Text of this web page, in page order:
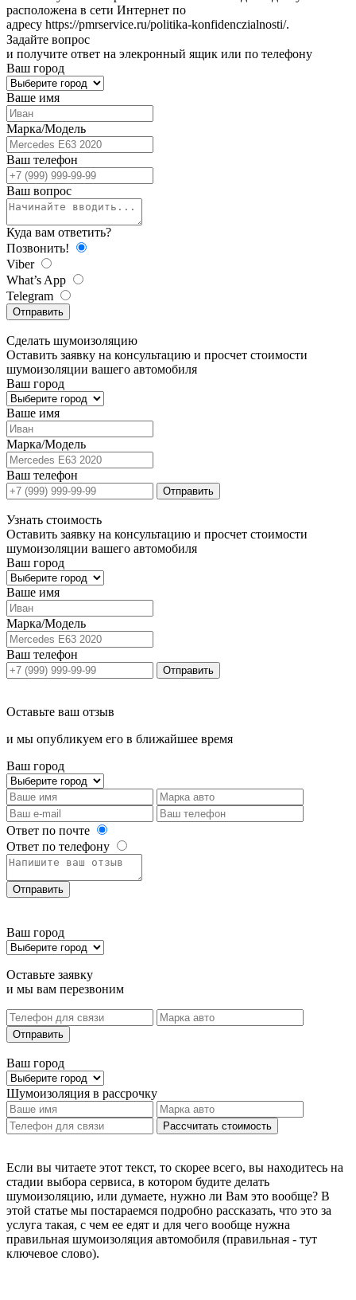
расположена в сети Интернет по
адресу https://pmrservice.ru/politika-konfidenczialnosti/.
Задайте вопрос
и получите ответ на элекронный ящик или по телефону
Ваш город
Ваше имя
Марка/Модель
Ваш телефон
Ваш вопрос
Куда вам ответить?
Позвонить!
Viber
What’s App
Telegram
Отправить
Сделать шумоизоляцию
Оставить заявку на консультацию и просчет стоимости
шумоизоляции вашего автомобиля
Ваш город
Ваше имя
Марка/Модель
Ваш телефон
Отправить
Узнать стоимость
Оставить заявку на консультацию и просчет стоимости
шумоизоляции вашего автомобиля
Ваш город
Ваше имя
Марка/Модель
Ваш телефон
Отправить
Оставьте ваш отзыв
и мы опубликуем его в ближайшее время
Ваш город
Ответ по почте
Ответ по телефону
Отправить
Ваш город
Оставьте заявку
и мы вам перезвоним
Отправить
Ваш город
Шумоизоляция в рассрочку
Рассчитать стоимость
Если вы читаете этот текст, то скорее всего, вы находитесь на
стадии выбора сервиса, в котором будите делать
шумоизоляцию, или думаете, нужно ли Вам это вообще? В
этой статье мы постараемся подробно рассказать, что это за
услуга такая, с чем ее едят и для чего вообще нужна
правильная шумоизоляция автомобиля (правильная - тут
ключевое слово).